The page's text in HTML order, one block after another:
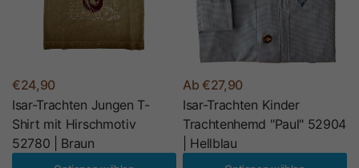
€24,90
Isar-Trachten Jungen T-
Shirt mit Hirschmotiv
52780 | Braun
Ab €27,90
Isar-Trachten Kinder
Trachtenhemd "Paul" 52904
| Hellblau